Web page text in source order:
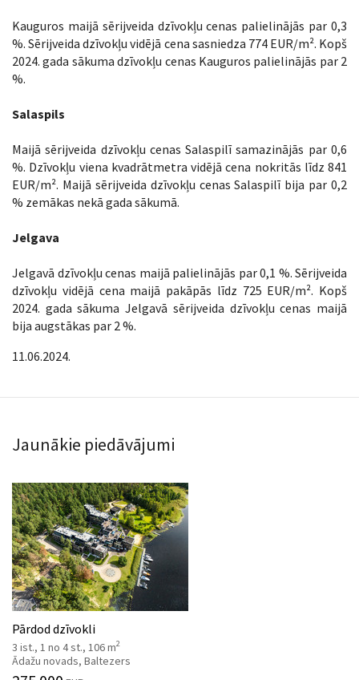
Kauguros maijā sērijveida dzīvokļu cenas palielinājās par 0,3
%. Sērijveida dzīvokļu vidējā cena sasniedza 774 EUR/m². Kopš
2024. gada sākuma dzīvokļu cenas Kauguros palielinājās par 2
%.
Salaspils
Maijā sērijveida dzīvokļu cenas Salaspilī samazinājās par 0,6
%. Dzīvokļu viena kvadrātmetra vidējā cena nokritās līdz 841
EUR/m². Maijā sērijveida dzīvokļu cenas Salaspilī bija par 0,2
% zemākas nekā gada sākumā.
Jelgava
Jelgavā dzīvokļu cenas maijā palielinājās par 0,1 %. Sērijveida
dzīvokļu vidējā cena maijā pakāpās līdz 725 EUR/m². Kopš
2024. gada sākuma Jelgavā sērijveida dzīvokļu cenas maijā
bija augstākas par 2 %.
11.06.2024.
Jaunākie piedāvājumi
Pārdod dzīvokli
3 ist., 1 no 4 st., 106 m2
Ādažu novads, Baltezers